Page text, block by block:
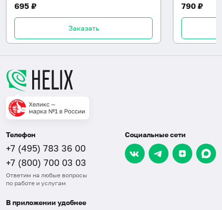
695 ₽
Заказать
790 ₽
Телефон
+7 (495) 783 36 00
+7 (800) 700 03 03
Ответим на любые вопросы
по работе и услугам
Социальные сети
В приложении удобнее